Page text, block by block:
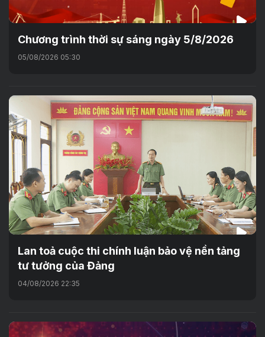
Chương trình thời sự sáng ngày 5/8/2026
05/08/2026 05:30
Lan toả cuộc thi chính luận bảo vệ nền tảng
tư tưởng của Đảng
04/08/2026 22:35